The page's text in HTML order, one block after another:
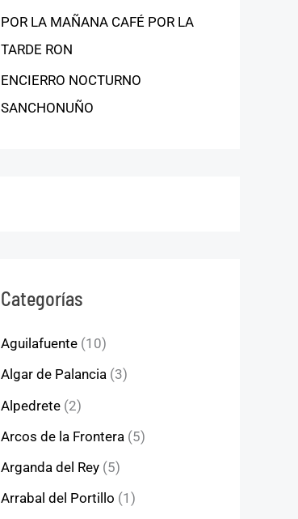
POR LA MAÑANA CAFÉ POR LA
TARDE RON
ENCIERRO NOCTURNO
SANCHONUÑO
Categorías
Aguilafuente (10)
Algar de Palancia (3)
Alpedrete (2)
Arcos de la Frontera (5)
Arganda del Rey (5)
Arrabal del Portillo (1)